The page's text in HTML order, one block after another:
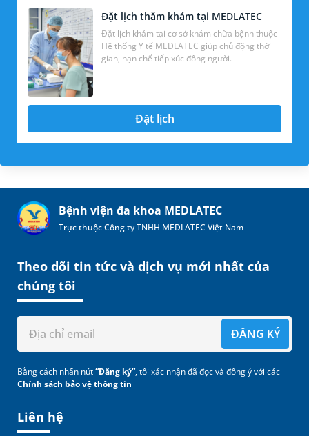
Đặt lịch thăm khám tại MEDLATEC
Đặt lịch khám tại cơ sở khám chữa bệnh thuộc
Hệ thống Y tế MEDLATEC giúp chủ động thời
gian, hạn chế tiếp xúc đông người.
Đặt lịch
Bệnh viện đa khoa MEDLATEC
Trực thuộc Công ty TNHH MEDLATEC Việt Nam
Liên hệ
Theo dõi tin tức và dịch vụ mới nhất của
chúng tôi
ĐĂNG KÝ
Bằng cách nhấn nút“Đăng ký”, tôi xác nhận đã đọc và đồng ý với các
Chính sách bảo vệ thông tin